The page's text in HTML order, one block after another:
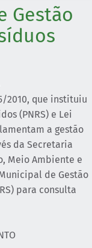
Gestão
2010, que instituiu
(PNRS) e Lei
a gestão
da Secretaria
Meio Ambiente e
de Gestão
para consulta